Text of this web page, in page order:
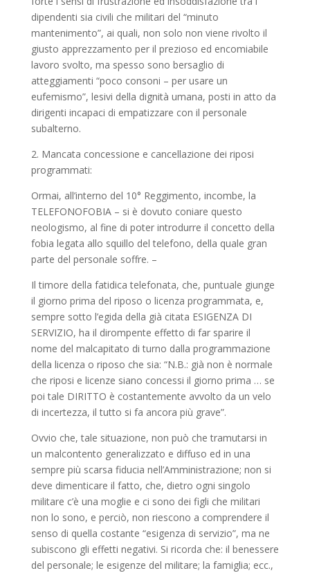
dipendenti sia civili che militari del “minuto
mantenimento”, ai quali, non solo non viene rivolto il
giusto apprezzamento per il prezioso ed encomiabile
lavoro svolto, ma spesso sono bersaglio di
atteggiamenti “poco consoni – per usare un
eufemismo”, lesivi della dignità umana, posti in atto da
dirigenti incapaci di empatizzare con il personale
subalterno.
2. Mancata concessione e cancellazione dei riposi
programmati:
Ormai, all’interno del 10° Reggimento, incombe, la
TELEFONOFOBIA – si è dovuto coniare questo
neologismo, al fine di poter introdurre il concetto della
fobia legata allo squillo del telefono, della quale gran
parte del personale soffre. –
Il timore della fatidica telefonata, che, puntuale giunge
il giorno prima del riposo o licenza programmata, e,
sempre sotto l’egida della già citata ESIGENZA DI
SERVIZIO, ha il dirompente effetto di far sparire il
nome del malcapitato di turno dalla programmazione
della licenza o riposo che sia: “N.B.: già non è normale
che riposi e licenze siano concessi il giorno prima … se
poi tale DIRITTO è costantemente avvolto da un velo
di incertezza, il tutto si fa ancora più grave”.
Ovvio che, tale situazione, non può che tramutarsi in
un malcontento generalizzato e diffuso ed in una
sempre più scarsa fiducia nell’Amministrazione; non si
deve dimenticare il fatto, che, dietro ogni singolo
militare c’è una moglie e ci sono dei figli che militari
non lo sono, e perciò, non riescono a comprendere il
senso di quella costante “esigenza di servizio”, ma ne
subiscono gli effetti negativi. Si ricorda che: il benessere
del personale; le esigenze del militare; la famiglia; ecc.,